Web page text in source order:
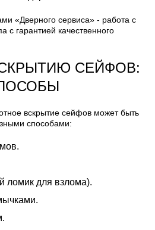
«Дверного сервиса» - работа с
с гарантией качественного
СЕЙФОВ:
вскрытие сейфов может быть
способами:
ломик для взлома).